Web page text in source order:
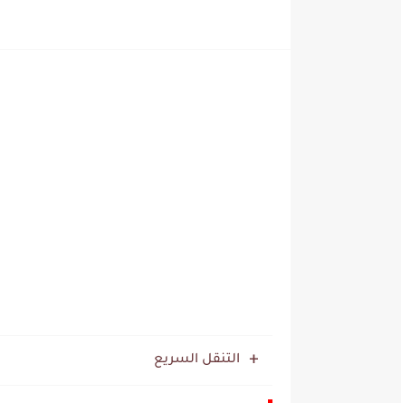
التنقل السريع